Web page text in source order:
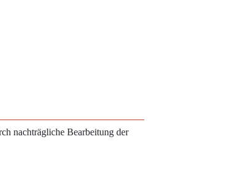
nachträgliche Bearbeitung der